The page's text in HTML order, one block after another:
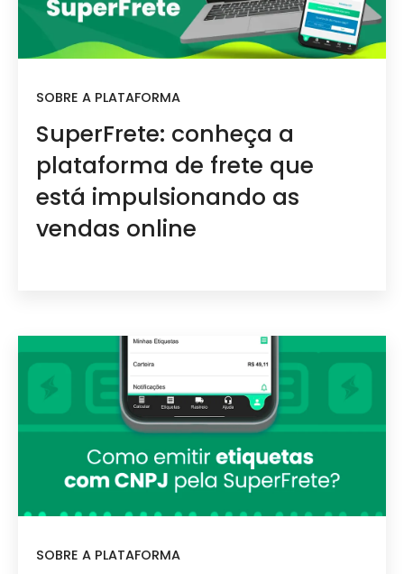
SOBRE A PLATAFORMA
SuperFrete: conheça a
plataforma de frete que
está impulsionando as
vendas online
SOBRE A PLATAFORMA